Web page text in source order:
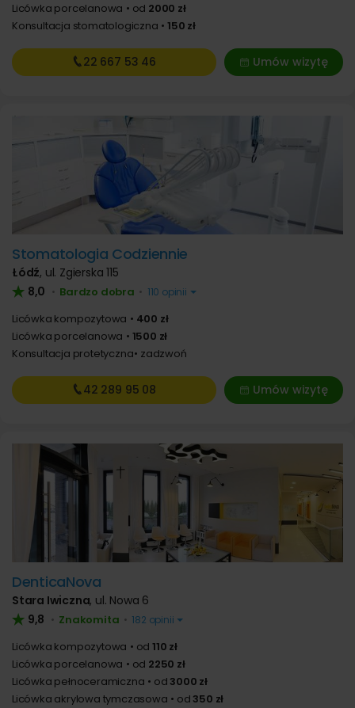
Licówka porcelanowa od 2000 zł
Konsultacja stomatologiczna
150 zł
Umów wizytę
22 667 53 46
Stomatologia Codziennie
Łódź, ul. Zgierska 115
8,0 • Bardzo dobra • 110 opinii
Licówka kompozytowa
400 zł
Licówka porcelanowa
1500 zł
Konsultacja protetyczna zadzwoń
Umów wizytę
42 289 95 08
DenticaNova
Stara Iwiczna, ul. Nowa 6
9,8 • Znakomita • 182 opinii
Licówka kompozytowa od 110 zł
Licówka porcelanowa
od 2250 zł
Licówka pełnoceramiczna
od 3000 zł
Licówka akrylowa tymczasowa
od 350 zł